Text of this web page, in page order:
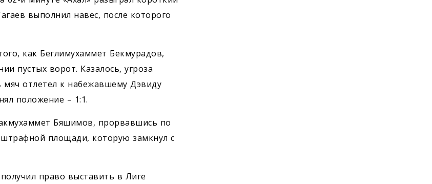
выполнил навес, после которого
как Беглимухаммет Бекмурадов,
пустых ворот. Казалось, угроза
мяч отлетел к набежавшему Дэвиду
положение – 1:1.
Бяшимов, прорвавшись по
площади, которую замкнул с
право выставить в Лиге